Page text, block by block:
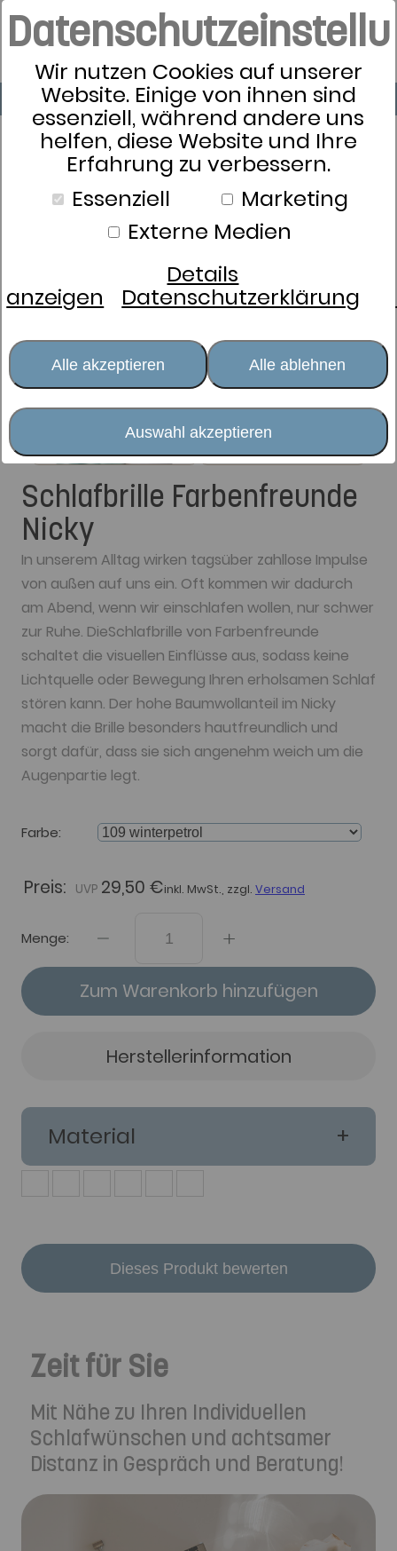
Wir nutzen Cookies auf unserer
Website. Einige von ihnen sind
essenziell, während andere uns
helfen, diese Website und Ihre
Erfahrung zu verbessern.
Essenziell
Marketing
Externe Medien
Details
anzeigen Datenschutzerklärung
Alle akzeptieren Alle ablehnen
Auswahl akzeptieren
Schlafbrille Farbenfreunde
Nicky
In unserem Alltag wirken tagsüber zahllose Impulse
von außen auf uns ein. Oft kommen wir dadurch
am Abend, wenn wir einschlafen wollen, nur schwer
zur Ruhe. DieSchlafbrille von Farbenfreunde
schaltet die visuellen Einflüsse aus, sodass keine
Lichtquelle oder Bewegung Ihren erholsamen Schlaf
stören kann. Der hohe Baumwollanteil im Nicky
macht die Brille besonders hautfreundlich und
sorgt dafür, dass sie sich angenehm weich um die
Augenpartie legt.
Farbe
Preis: 29,50 €inkl. MwSt., zzgl. Versand
Menge:
Zum Warenkorb hinzufügen
Herstellerinformation
Material
Dieses Produkt bewerten
Zeit für Sie
Mit Nähe zu Ihren Individuellen
Schlafwünschen und achtsamer
Distanz in Gespräch und Beratung!